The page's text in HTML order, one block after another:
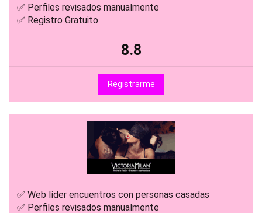
✅ Perfiles revisados manualmente
✅ Registro Gratuito
8.8
Registrarme
✅ Web líder encuentros con personas casadas
✅ Perfiles revisados manualmente